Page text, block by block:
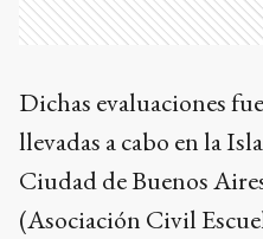
Dichas evaluaciones
llevadas a cabo en la
Ciudad de Buenos
(Asociación Civil